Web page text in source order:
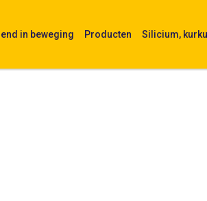
in beweging Producten Silicium,